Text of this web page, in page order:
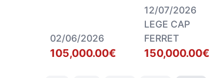
02/06/2026
105,000.00€
12/07/2026
LEGE CAP
FERRET
150,000.00€